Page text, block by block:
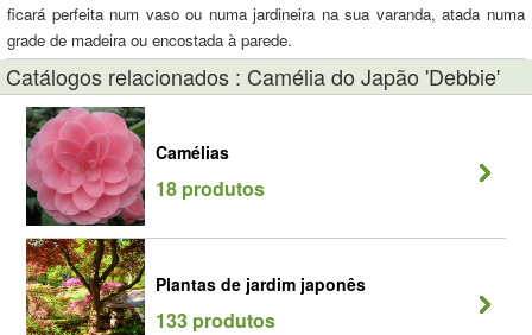
ficará perfeita num vaso ou numa jardineira na sua varanda, atada numa
grade de madeira ou encostada à parede.
Catálogos relacionados : Camélia do Japão 'Debbie'
Camélias
18 produtos
Plantas de jardim japonês
133 produtos